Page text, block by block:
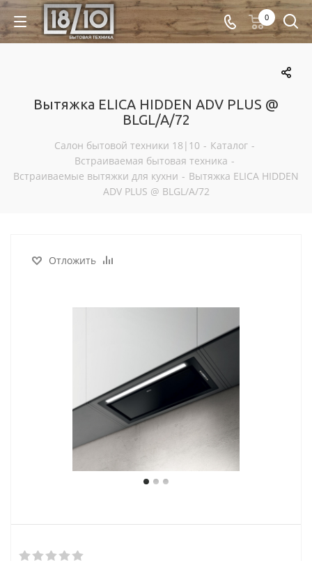
0
Вытяжка ELICA HIDDEN ADV PLUS @
BLGL/A/72
Салон бытовой техники 18|10 - Каталог -
Встраиваемая бытовая техника -
Встраиваемые вытяжки для кухни - Вытяжка ELICA HIDDEN
ADV PLUS @ BLGL/A/72
Отложить